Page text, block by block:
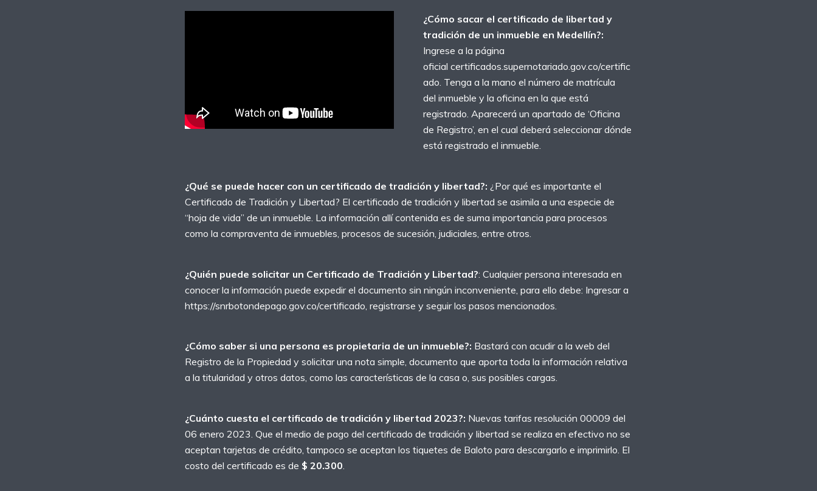
¿Cómo sacar el certificado de libertad y
tradición de un inmueble en Medellín?:
Ingrese a la página
oficial certificados.supernotariado.gov.co/certific
ado. Tenga a la mano el número de matrícula
del inmueble y la oficina en la que está
registrado. Aparecerá un apartado de ‘Oficina
de Registro’, en el cual deberá seleccionar dónde
está registrado el inmueble.
¿Qué se puede hacer con un certificado de tradición y libertad?: ¿Por qué es importante el
Certificado de Tradición y Libertad? El certificado de tradición y libertad se asimila a una especie de
“hoja de vida” de un inmueble. La información allí contenida es de suma importancia para procesos
como la compraventa de inmuebles, procesos de sucesión, judiciales, entre otros.
¿Quién puede solicitar un Certificado de Tradición y Libertad?: Cualquier persona interesada en
conocer la información puede expedir el documento sin ningún inconveniente, para ello debe: Ingresar a
https://snrbotondepago.gov.co/certificado, registrarse y seguir los pasos mencionados.
¿Cómo saber si una persona es propietaria de un inmueble?: Bastará con acudir a la web del
Registro de la Propiedad y solicitar una nota simple, documento que aporta toda la información relativa
a la titularidad y otros datos, como las características de la casa o, sus posibles cargas.
¿Cuánto cuesta el certificado de tradición y libertad 2023?: Nuevas tarifas resolución 00009 del
06 enero 2023. Que el medio de pago del certificado de tradición y libertad se realiza en efectivo no se
aceptan tarjetas de crédito, tampoco se aceptan los tiquetes de Baloto para descargarlo e imprimirlo. El
costo del certificado es de $ 20.300.